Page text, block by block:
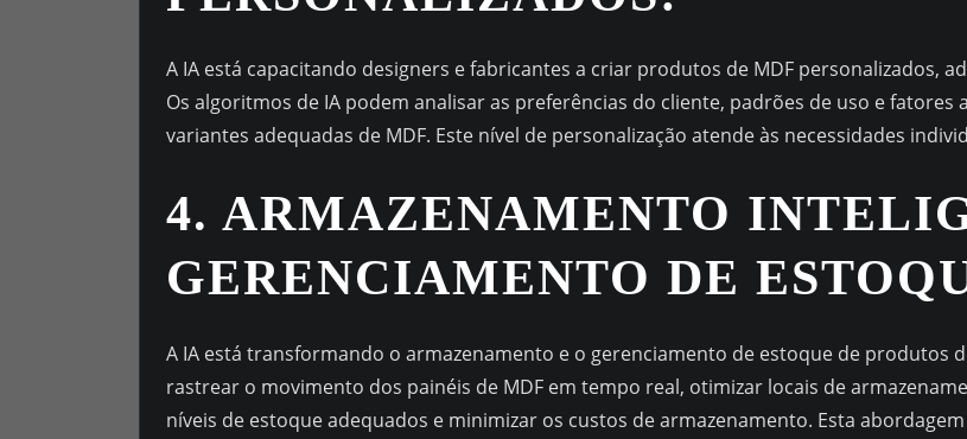
A IA está capacitando designers e fabricantes a criar produtos de MDF personalizados,
Os algoritmos de IA podem analisar as preferências do cliente, padrões de uso e
variantes adequadas de MDF. Este nível de personalização atende às necessidades
4. ARMAZENAMENTO
GERENCIAMENTO DE
A IA está transformando o armazenamento e o gerenciamento de estoque de produtos
rastrear o movimento dos painéis de MDF em tempo real, otimizar locais de
níveis de estoque adequados e minimizar os custos de armazenamento. Esta